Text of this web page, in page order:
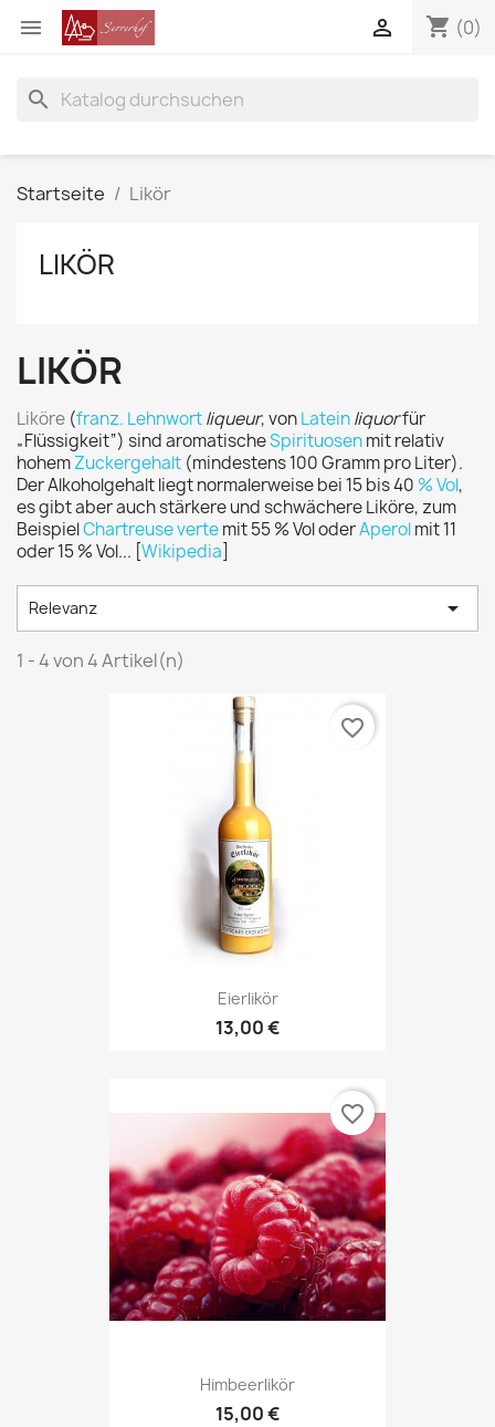
 shopping_cart (0)

search
Startseite Likör
LIKÖR
LIKÖR
Liköre (franz. Lehnwortliqueur, vonLateinliquorfür
„Flüssigkeit“) sind aromatischeSpirituosenmit relativ
hohemZuckergehalt (mindestens 100 Gramm pro Liter).
Der Alkoholgehalt liegt normalerweise bei 15 bis 40 % Vol,
es gibt aber auch stärkere und schwächere Liköre, zum
BeispielChartreuse vertemit 55 % Vol oderAperolmit 11
oder 15 % Vol... [ Wikipedia
Relevanz 
1 - 4 von 4 Artikel(n)
Eierlikör
13,00 €
favorite_border
Himbeerlikör
15,00 €
favorite_border